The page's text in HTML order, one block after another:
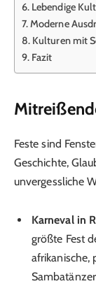
Lebendige
Moderne
Kulturen mit
Fazit
Feste sind
Geschichte,
unvergessliche
Karneval in
größte Fest
afrikanische,